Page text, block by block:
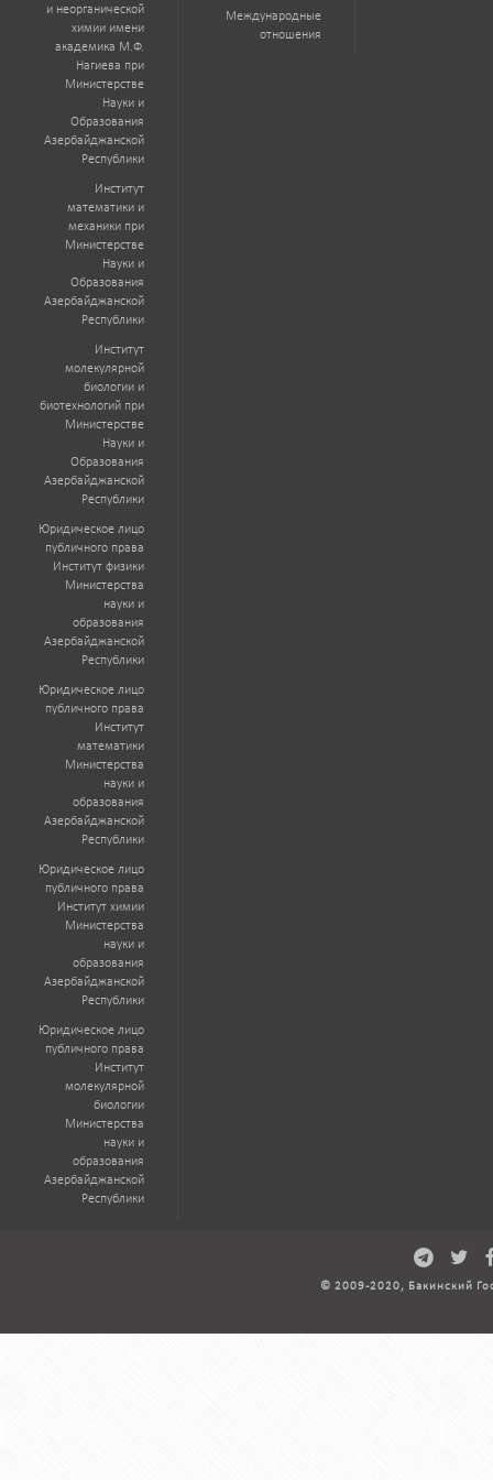
и неорганической
химии имени
академика М.Ф.
Нагиева при
Министерстве
Науки и
Образования
Азербайджанской
Республики
Институт
математики и
механики при
Министерстве
Науки и
Образования
Азербайджанской
Республики
Институт
молекулярной
биологии и
биотехнологий при
Министерстве
Науки и
Образования
Азербайджанской
Республики
Юридическое лицо
публичного права
Институт физики
Министерства
науки и
образования
Азербайджанской
Республики
Юридическое лицо
публичного права
Институт
математики
Министерства
науки и
образования
Азербайджанской
Республики
Юридическое лицо
публичного права
Институт химии
Министерства
науки и
образования
Азербайджанской
Республики
Юридическое лицо
публичного права
Институт
молекулярной
биологии
Министерства
науки и
образования
Азербайджанской
Республики
Международные
отношения
© 2009-2020, Бакинский